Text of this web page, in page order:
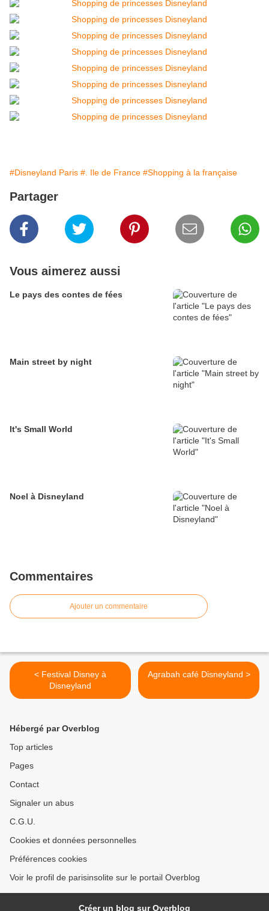
#Disneyland Paris #. Ile de France #Shopping à la française
Partager
Vous aimerez aussi
Le pays des contes de fées
Main street by night
It's Small World
Noel à Disneyland
Commentaires
Ajouter un commentaire
< Festival Disney à
Disneyland
Agrabah café Disneyland >
Hébergé par Overblog
Top articles
Pages
Contact
Signaler un abus
C.G.U.
Cookies et données personnelles
Préférences cookies
Voir le profil de parisinsolite sur le portail Overblog
Créer un blog sur Overblog